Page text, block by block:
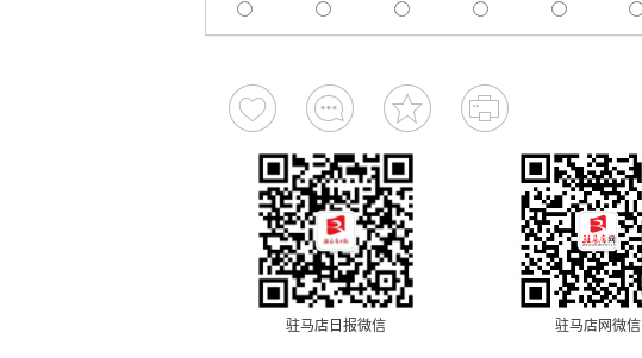
驻马店日报微信 驻马店网微信